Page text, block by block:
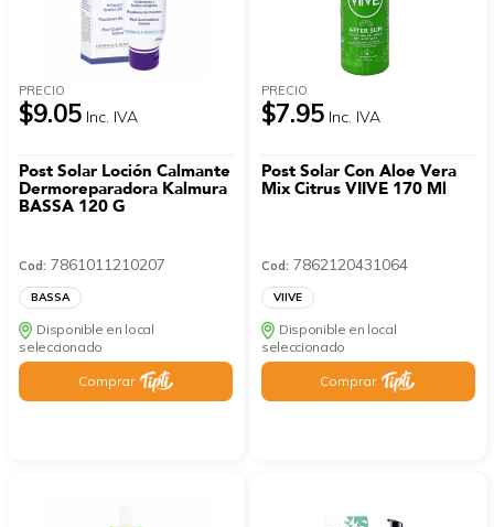
PRECIO
$9.05 Inc. IVA
Post Solar Loción Calmante
Dermoreparadora Kalmura
BASSA 120 G
Cod: 7861011210207
BASSA
Disponible en local
seleccionado
Comprar
PRECIO
$7.95 Inc. IVA
Post Solar Con Aloe Vera
Mix Citrus VIIVE 170 Ml
Cod: 7862120431064
VIIVE
Disponible en local
seleccionado
Comprar